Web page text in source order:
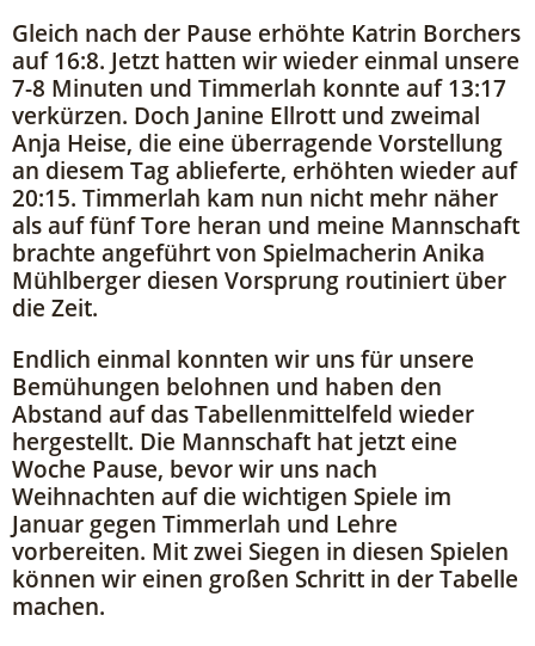
Gleich nach der Pause erhöhte Katrin Borchers
auf 16:8. Jetzt hatten wir wieder einmal unsere
7-8 Minuten und Timmerlah konnte auf 13:17
verkürzen. Doch Janine Ellrott und zweimal
Anja Heise, die eine überragende Vorstellung
an diesem Tag ablieferte, erhöhten wieder auf
20:15. Timmerlah kam nun nicht mehr näher
als auf fünf Tore heran und meine Mannschaft
brachte angeführt von Spielmacherin Anika
Mühlberger diesen Vorsprung routiniert über
die Zeit.
Endlich einmal konnten wir uns für unsere
Bemühungen belohnen und haben den
Abstand auf das Tabellenmittelfeld wieder
hergestellt. Die Mannschaft hat jetzt eine
Woche Pause, bevor wir uns nach
Weihnachten auf die wichtigen Spiele im
Januar gegen Timmerlah und Lehre
vorbereiten. Mit zwei Siegen in diesen Spielen
können wir einen großen Schritt in der Tabelle
machen.